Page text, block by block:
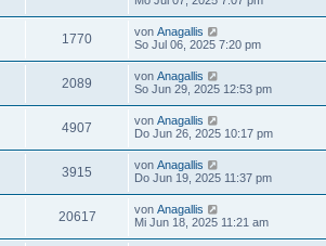
1770 von Anagallis
So Jul 06, 2025 7:20 pm
2089 von Anagallis
So Jun 29, 2025 12:53 pm
4907 von Anagallis
Do Jun 26, 2025 10:17 pm
3915 von Anagallis
Do Jun 19, 2025 11:37 pm
20617 von Anagallis
Mi Jun 18, 2025 11:21 am